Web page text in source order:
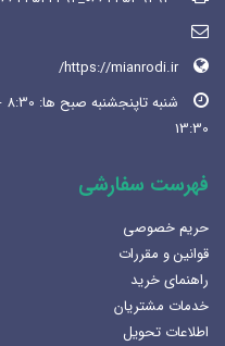
https://mianrodi.ir/
13:30
فهرست سفارشی
حریم خصوصی
قوانین و مقررات
راهنمای خرید
خدمات مشتریان
اطلاعات تحویل